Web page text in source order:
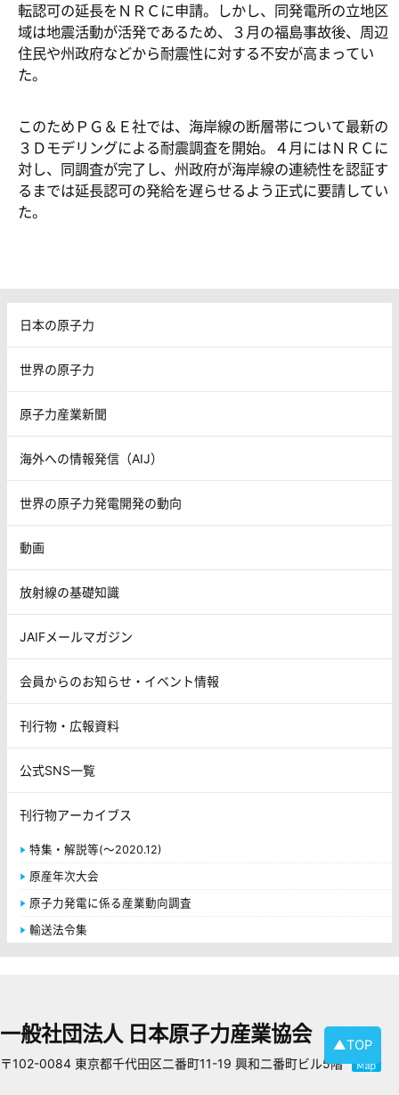
転認可の延長をＮＲＣに申請。しかし、同発電所の立地区
域は地震活動が活発であるため、３月の福島事故後、周辺
住民や州政府などから耐震性に対する不安が高まってい
た。
このためＰＧ＆Ｅ社では、海岸線の断層帯について最新の
３Ｄモデリングによる耐震調査を開始。４月にはＮＲＣに
対し、同調査が完了し、州政府が海岸線の連続性を認証す
るまでは延長認可の発給を遅らせるよう正式に要請してい
た。
日本の原子力
世界の原子力
原子力産業新聞
海外への情報発信（AIJ）
世界の原子力発電開発の動向
動画
放射線の基礎知識
JAIFメールマガジン
会員からのお知らせ・イベント情報
刊行物・広報資料
公式SNS一覧
刊行物アーカイブス
特集・解説等(～2020.12)
原産年次大会
原子力発電に係る産業動向調査
輸送法令集
▲TOP
一般社団法人 日本原子力産業協会
〒102-0084 東京都千代田区二番町11-19 興和二番町ビル5階